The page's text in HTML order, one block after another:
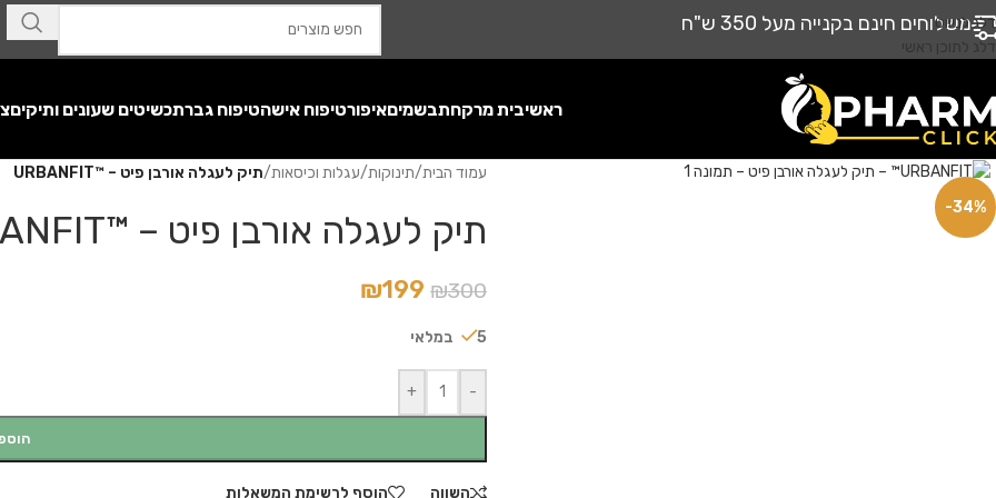
דלג לניווט
דלג לתוכן ראשי
משלוחים חינם בקנייה מעל 350 ש"ח
ראשיבית מרקחתבשמיםאיפורטיפוח אישהטיפוח גברתכשיטים שעונים ותיקים
-34%
עמוד הבית/תינוקות/עגלות וכיסאות/תיק לעגלה אורבן פיט – ™URBANFIT
תיק לעגלה אורבן פיט – ™URBANFIT
₪300
₪199
5 במלאי
-
+
השווה הוסף לרשימת המשאלות